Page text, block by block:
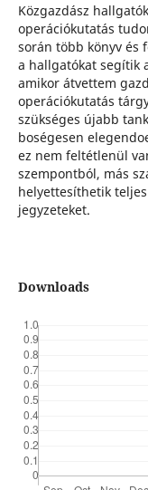
Közgazdász
operációkutatás
során több könyv és
a hallgatókat segítik
amikor átvettem
operációkutatás
szükséges újabb
boségesen
ez nem feltétlenül
szempontból, más
helyettesíthetik
jegyzeteket.
Downloads